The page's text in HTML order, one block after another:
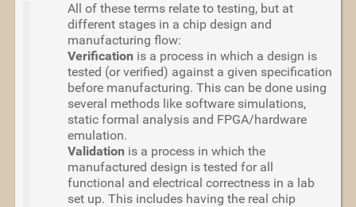
All of these terms relate to testing, but at
different stages in a chip design and
manufacturing flow:
Verification is a process in which a design is
tested (or verified) against a given specification
before manufacturing. This can be done using
several methods like software simulations,
static formal analysis and FPGA/hardware
emulation.
Validation is a process in which the
manufactured design is tested for all
functional and electrical correctness in a lab
set up. This includes having the real chip